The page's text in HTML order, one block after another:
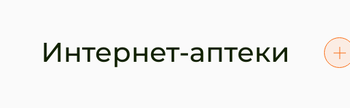
Интернет-аптеки